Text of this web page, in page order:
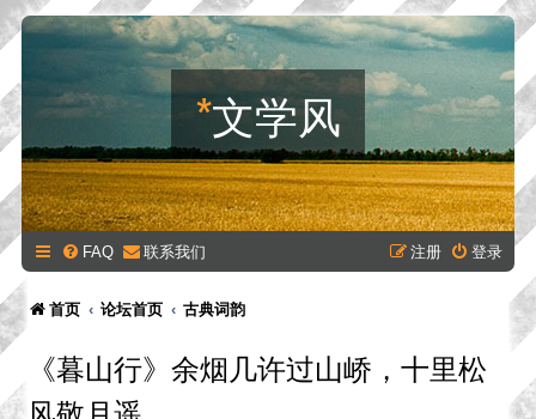
*文学风
FAQ 联系我们 登录
注册
首页 论坛首页 古典词韵
《暮山行》余烟几许过山峤，十里松